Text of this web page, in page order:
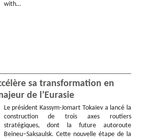
with…
sa transformation en
de l’Eurasie
Le président Kassym-Jomart Tokaïev a lancé la
construction de trois axes routiers
stratégiques, dont la future autoroute
Beineu–Saksaulsk. Cette nouvelle étape de la